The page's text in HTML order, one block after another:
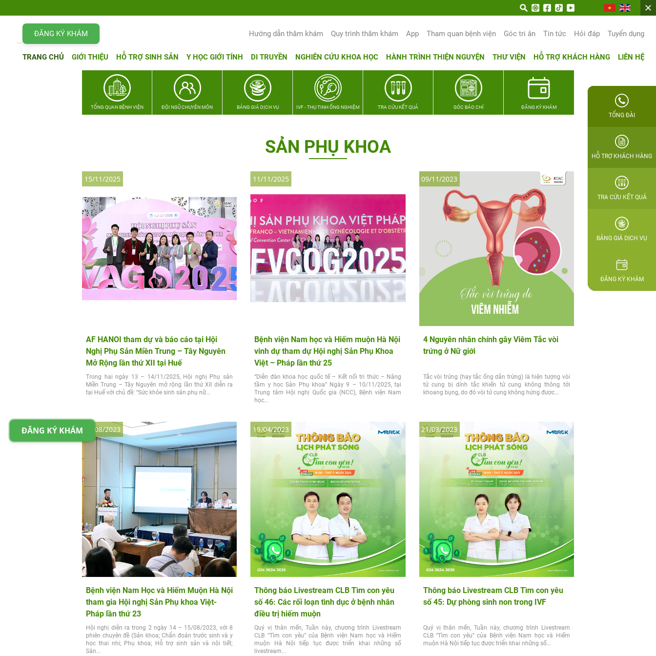
ĐĂNG KÝ KHÁM Hướng dẫn thăm khám Quy trình thăm khám App Tham quan bệnh viện Góc tri ân Tin tức Hỏi đáp Tuyển dụng
TRANG CHỦ GIỚI THIỆU HỖ TRỢ SINH SẢN Y HỌC GIỚI TÍNH DI TRUYỀN NGHIÊN CỨU KHOA HỌC HÀNH TRÌNH THIỆN NGUYỆN THƯ VIỆN HỖ TRỢ KHÁCH HÀNG LIÊN HỆ
TỔNG QUAN BỆNH VIỆN ĐỘI NGŨ CHUYÊN MÔN BẢNG GIÁ DỊCH VỤ IVF - THỤ TINH ỐNG NGHIỆM TRA CỨU KẾT QUẢ GÓC BÁO CHÍ ĐĂNG KÝ KHÁM
SẢN PHỤ KHOA
AF HANOI tham dự và báo cáo tại Hội
Nghị Phụ Sản Miền Trung – Tây Nguyên
Mở Rộng lần thứ XII tại Huế
Trong hai ngày 13 – 14/11/2025, Hội nghị Phụ sản
Miền Trung – Tây Nguyên mở rộng lần thứ XII diễn ra
tại Huế với chủ đề: “Sức khỏe sinh sản phụ nữ...
15/11/2025
Bệnh viện Nam học và Hiếm muộn Hà Nội
vinh dự tham dự Hội nghị Sản Phụ Khoa
Việt – Pháp lần thứ 25
“Diễn đàn khoa học quốc tế – Kết nối tri thức – Nâng
tầm y học Sản Phụ khoa” Ngày 9 – 10/11/2025, tại
Trung tâm Hội nghị Quốc gia (NCC), Bệnh viện Nam
học...
11/11/2025
4 Nguyên nhân chính gây Viêm Tắc vòi
trứng ở Nữ giới
Tắc vòi trứng (hay tắc ống dẫn trứng) là hiện tượng vòi
tử cung bị dính tắc khiến tử cung không thông tới
khoang bụng, do đó vòi tử cung không hứng được...
09/11/2023
Bệnh viện Nam Học và Hiếm Muộn Hà Nội
tham gia Hội nghị Sản Phụ khoa Việt-
Pháp lần thứ 23
Hội nghị diễn ra trong 2 ngày 14 – 15/08/2023, với 8
phiên chuyên đề (Sản khoa; Chẩn đoán trước sinh và y
học thai nhi; Phụ khoa; Hỗ trợ sinh sản và nội tiết;
Sản...
16/08/2023
Thông báo Livestream CLB Tìm con yêu
số 46: Các rối loạn tình dục ở bệnh nhân
điều trị hiếm muộn
Quý vị thân mến, Tuần này, chương trình Livestream
CLB “Tìm con yêu” của Bệnh viện Nam học và Hiếm
muộn Hà Nội tiếp tục được triển khai những số
livestream...
19/04/2023
Thông báo Livestream CLB Tìm con yêu
số 45: Dự phòng sinh non trong IVF
Quý vị thân mến, Tuần này, chương trình Livestream
CLB “Tìm con yêu” của Bệnh viện Nam học và Hiếm
muộn Hà Nội tiếp tục được triển khai những số...
21/03/2023
TỔNG ĐÀI
HỖ TRỢ KHÁCH HÀNG
TRA CỨU KẾT QUẢ
BẢNG GIÁ DỊCH VỤ
ĐĂNG KÝ KHÁM
ĐĂNG KÝ KHÁM